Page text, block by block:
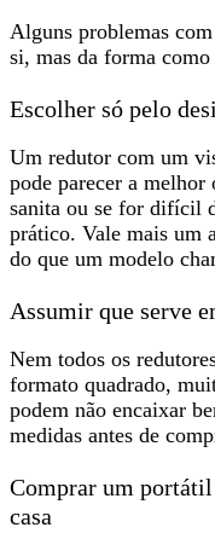
Alguns problemas
si, mas da forma
Escolher só pelo
Um redutor com um
pode parecer a melhor
sanita ou se for difícil
prático. Vale mais um
do que um modelo
Assumir que serve
Nem todos os
formato quadrado,
podem não encaixar
medidas antes de
Comprar um portátil
casa